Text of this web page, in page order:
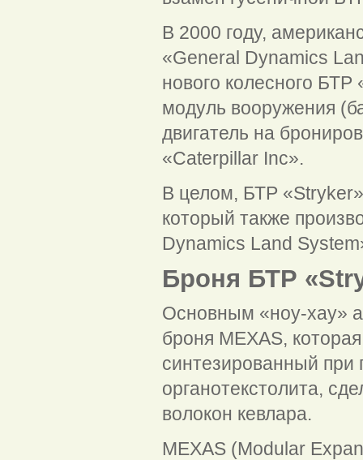
В 2000 году,
«General Dynamics
нового колесного
модуль вооружения
двигатель на
«Caterpillar Inc».
В целом, БТР
который также
Dynamics Land
Броня БТР
Основным «ноу-хау»
броня MEXAS,
синтезированный
органотекстолита,
волокон кевлара.
MEXAS (Modular